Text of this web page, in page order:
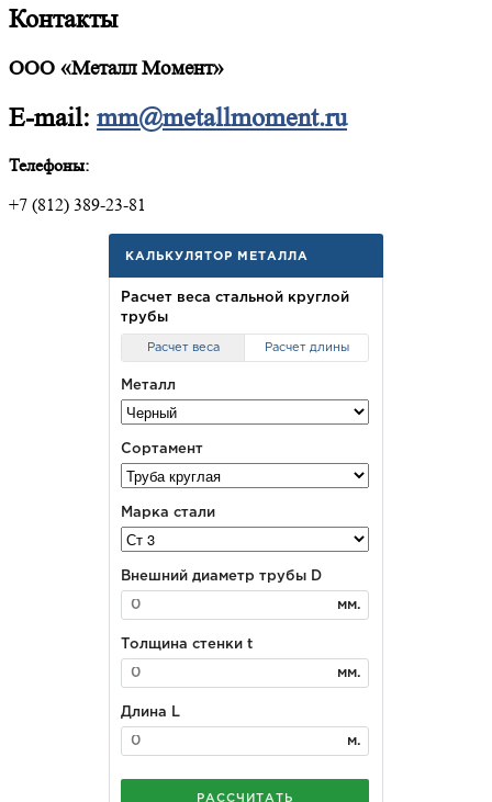
Контакты
ООО «Металл Момент»
E-mail: mm@metallmoment.ru
Телефоны:
+7 (812) 389-23-81